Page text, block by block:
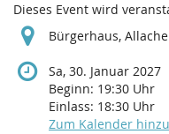
Dieses Event wird
Bürgerhaus,
Sa, 30. Januar 2027
Beginn: 19:30 Uhr
Einlass: 18:30 Uhr
Zum Kalender